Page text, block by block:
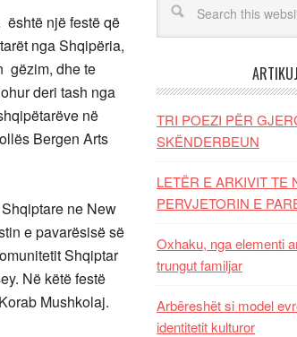
është një festë që
nga Shqipëria,
gëzim, dhe te
deri tash nga
në
Bergen Arts
ne New
e pavarësisë së
Shqiptar
Në këtë festë
Mushkolaj.
TRI POEZI PËR
SKËNDERBEUN
LETËR E ARKIVIT TE
PERVJETORIN E
Oxhaku, nga elementi
trungut familjar
Arbëreshët si model
identitetit kulturor